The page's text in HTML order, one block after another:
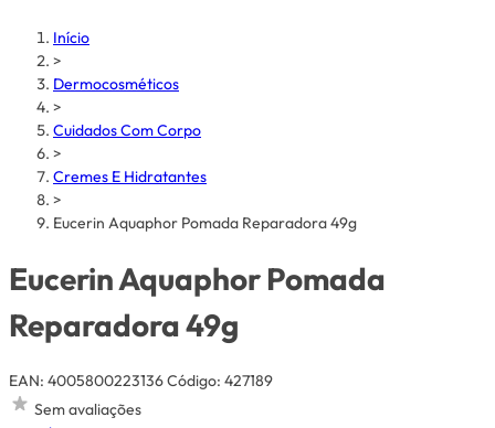
Início
>
Dermocosméticos
>
Cuidados Com Corpo
>
Cremes E Hidratantes
>
Eucerin Aquaphor Pomada Reparadora 49g
Eucerin Aquaphor Pomada
Reparadora 49g
EAN: 4005800223136Código: 427189
Sem avaliações